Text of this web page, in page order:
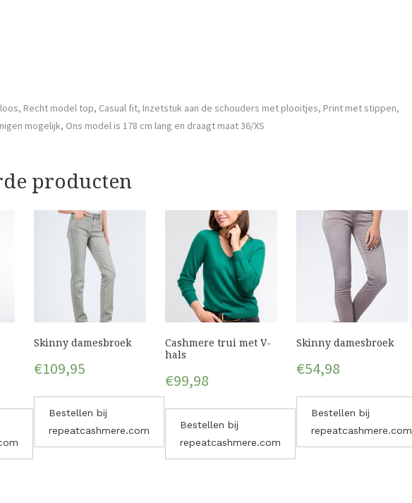
Recht model top, Casual fit, Inzetstuk aan de schouders met plooitjes, Print met stippen,
mogelijk, Ons model is 178 cm lang en draagt maat 36/XS
producten
Skinny damesbroek
€109,95
Bestellen bij
repeatcashmere.com
Cashmere trui met V-
hals
€99,98
Bestellen bij
repeatcashmere.com
Skinny damesbroek
€54,98
Bestellen bij
repeatcashmere.com